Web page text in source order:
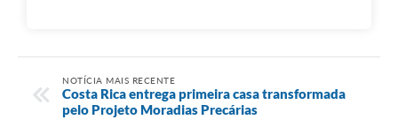
NOTÍCIA MAIS RECENTE
Costa Rica entrega primeira casa transformada
pelo Projeto Moradias Precárias